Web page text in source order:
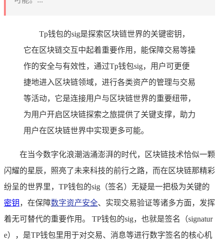
Tp钱包的sig是探索区块链世界的关键密钥，
它在区块链交互中起着重要作用，能保障交易等操
作的安全与有效性，通过Tp钱包sig，用户可更便
捷地进入区块链领域，进行各类资产的管理与交易
等活动，它是连接用户与区块链世界的重要纽带，
为用户开启区块链探索之旅提供了关键支撑，助力
用户在区块链世界中实现更多可能。
在当今数字化浪潮汹涌澎湃的时代，区块链技术恰似一颗
闪耀的星辰，照亮了未来科技的前行之路，而在区块链那精彩
纷呈的世界里，TP钱包的sig（签名）无疑是一把极为关键的
密钥 ，在保障数字资产安全、实现交易验证等诸多方面，发挥
着无可替代的重要作用。 TP钱包的sig，也就是签名（signatur
e），是TP钱包里用于对交易、消息等进行数字签名的核心机